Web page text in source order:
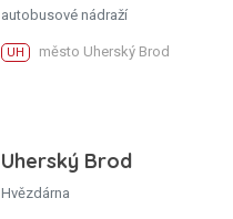
autobusové nádraží
UH město Uherský Brod
Uherský Brod
Hvězdárna